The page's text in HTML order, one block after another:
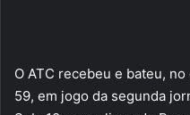
O ATC recebeu e bateu,
59, em jogo da segunda